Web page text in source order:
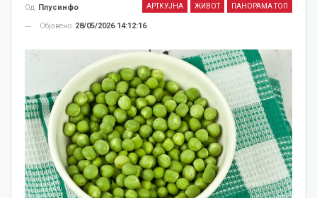
АРТКУЈНА ЖИВОТ ПАНОРАМА ТОП
Од Плусинфо
Објавено 28/05/2026 14:12:16